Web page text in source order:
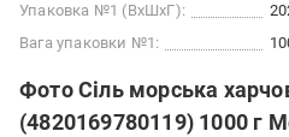
Упаковка №1 (ВхШхГ):
Вага упаковки №1:
Фото Сіль морська
(4820169780119) 1000 г